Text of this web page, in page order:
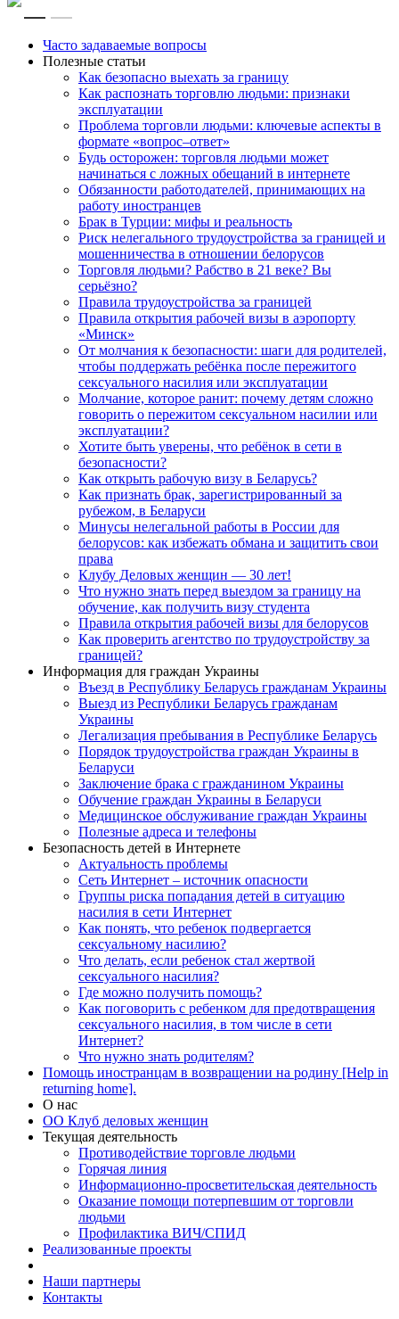
RUEN
Часто задаваемые вопросы
Полезные статьи
Как безопасно выехать за границу
Как распознать торговлю людьми: признаки
эксплуатации
Проблема торговли людьми: ключевые аспекты в
формате «вопрос–ответ»
Будь осторожен: торговля людьми может
начинаться с ложных обещаний в интернете
Обязанности работодателей, принимающих на
работу иностранцев
Брак в Турции: мифы и реальность
Риск нелегального трудоустройства за границей и
мошенничества в отношении белорусов
Торговля людьми? Рабство в 21 веке? Вы
серьёзно?
Правила трудоустройства за границей
Правила открытия рабочей визы в аэропорту
«Минск»
От молчания к безопасности: шаги для родителей,
чтобы поддержать ребёнка после пережитого
сексуального насилия или эксплуатации
Молчание, которое ранит: почему детям сложно
говорить о пережитом сексуальном насилии или
эксплуатации?
Хотите быть уверены, что ребёнок в сети в
безопасности?
Как открыть рабочую визу в Беларусь?
Как признать брак, зарегистрированный за
рубежом, в Беларуси
Минусы нелегальной работы в России для
белорусов: как избежать обмана и защитить свои
права
Клубу Деловых женщин — 30 лет!
Что нужно знать перед выездом за границу на
обучение, как получить визу студента
Правила открытия рабочей визы для белорусов
Как проверить агентство по трудоустройству за
границей?
Информация для граждан Украины
Въезд в Республику Беларусь гражданам Украины
Выезд из Республики Беларусь гражданам
Украины
Легализация пребывания в Республике Беларусь
Порядок трудоустройства граждан Украины в
Беларуси
Заключение брака с гражданином Украины
Обучение граждан Украины в Беларуси
Медицинское обслуживание граждан Украины
Полезные адреса и телефоны
Безопасность детей в Интернете
Актуальность проблемы
Сеть Интернет – источник опасности
Группы риска попадания детей в ситуацию
насилия в сети Интернет
Как понять, что ребенок подвергается
сексуальному насилию?
Что делать, если ребенок стал жертвой
сексуального насилия?
Где можно получить помощь?
Как поговорить с ребенком для предотвращения
сексуального насилия, в том числе в сети
Интернет?
Что нужно знать родителям?
Помощь иностранцам в возвращении на родину [Help in
returning home].
О нас
ОО Клуб деловых женщин
Текущая деятельность
Противодействие торговле людьми
Горячая линия
Информационно-просветительская деятельность
Оказание помощи потерпевшим от торговли
людьми
Профилактика ВИЧ/СПИД
Реализованные проекты
Наши партнеры
Контакты